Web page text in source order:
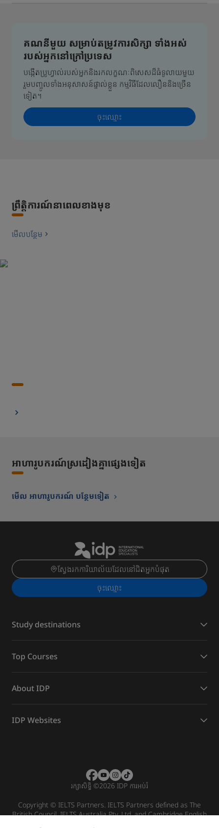
គណនីមួយ សម្រាប់តម្រូវការសិក្សា ទាំងអស់
របស់អ្នកនៅក្រៅប្រទេស
បង្កើតប្រូហ្វាល់របស់អ្នកនិងរកលក្ខណៈពិសេសដ៏ធំទូលាយមួយ
រួមបញ្ចូលទាំងអនុសាសន៍ផ្ទាល់ខ្លួន កម្មវិធីដែលលឿននិងច្រើន
ទៀត។
ចុះឈ្មោះ
ព្រឹត្តិការណ៍នាពេលខាងមុខ
មើល​បន្ថែម
អាហារូបករណ៍ស្រដៀងគ្នាផ្សេងទៀត
មើល អាហារូបករណ៍ បន្ថែមទៀត
ស្វែងរកការិយាល័យដែលនៅជិតអ្នកបំផុត
ចុះ​ឈ្មោះ
Study destinations
Top Courses
About IDP
IDP Websites
រក្សាសិទ្ធិ ©2026 IDP ការអប់រំ
Copyright © IELTS Partners. IELTS Partners defined as The
British Council, IELTS Australia Pty. Ltd. and Cambridge English